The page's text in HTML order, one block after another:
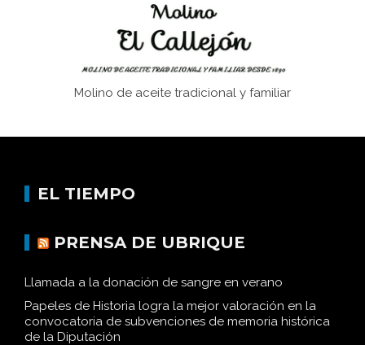
Molino de aceite tradicional y familiar
EL TIEMPO
PRENSA DE UBRIQUE
Llamada a la donación de sangre en verano
Papeles de Historia logra la mejor valoración en la
convocatoria de subvenciones de memoria histórica
de la Diputación